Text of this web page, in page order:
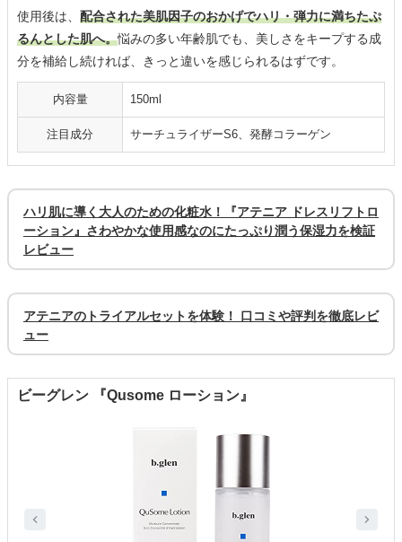
使用後は、 配合された美肌因子のおかげでハリ・弾力に満ちたぷ
るんとした肌へ。悩みの多い年齢肌でも、美しさをキープする成
分を補給し続ければ、きっと違いを感じられるはずです。
内容量 150ml
注目成分 サーチュライザーS6、発酵コラーゲン
ハリ肌に導く大人のための化粧水！『アテニア ドレスリフトロ
ーション』さわやかな使用感なのにたっぷり潤う保湿力を検証
レビュー
アテニアのトライアルセットを体験！ 口コミや評判を徹底レビ
ュー
ビーグレン 『Qusome ローション』